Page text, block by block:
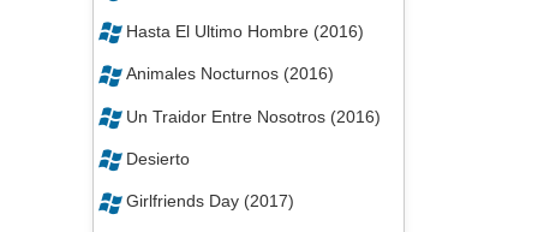
Hasta El Ultimo Hombre (2016)
Animales Nocturnos (2016)
Un Traidor Entre Nosotros (2016)
Desierto
Girlfriends Day (2017)